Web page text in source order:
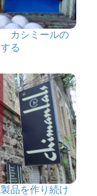
カシミールの
る
品を作り続け